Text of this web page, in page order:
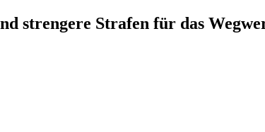
strengere Strafen für das